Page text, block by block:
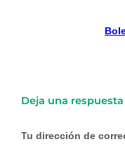
Deja una respuesta
Tu dirección de